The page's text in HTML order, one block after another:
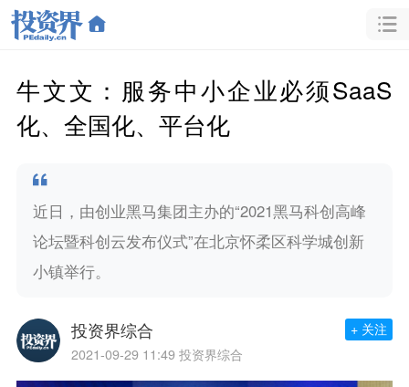
牛文文：服务中小企业必须SaaS
化、全国化、平台化
近日，由创业黑马集团主办的“2021黑马科创高峰
论坛暨科创云发布仪式”在北京怀柔区科学城创新
小镇举行。
投资界综合
2021-09-29 11:49 投资界综合
+ 关注